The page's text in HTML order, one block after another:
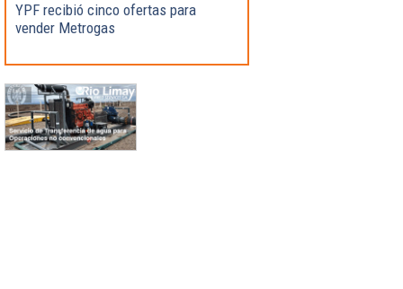
YPF recibió cinco ofertas para
vender Metrogas